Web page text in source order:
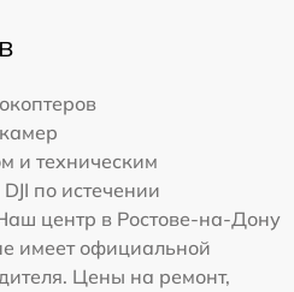
и техническим
по истечении
центр в Ростове-на-Дону
имеет официальной
Цены на ремонт,